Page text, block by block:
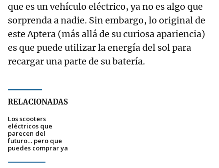
que es un vehículo eléctrico, ya no es algo que
sorprenda a nadie. Sin embargo, lo original de
este Aptera (más allá de su curiosa apariencia)
es que puede utilizar la energía del sol para
recargar una parte de su batería.
RELACIONADAS
Los scooters
eléctricos que
parecen del
futuro… pero que
puedes comprar ya